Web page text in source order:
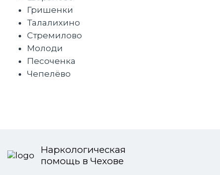
Гришенки
Талалихино
Стремилово
Молоди
Песоченка
Чепелёво
Наркологическая
помощь в Чехове